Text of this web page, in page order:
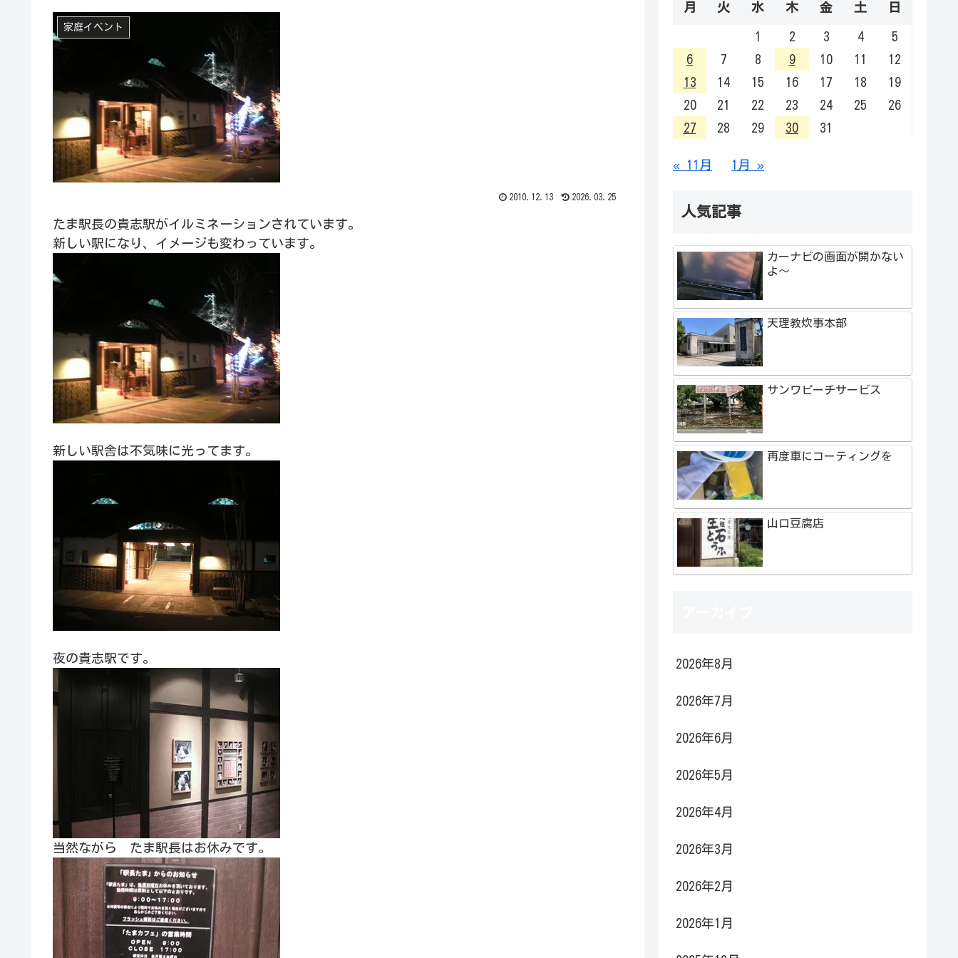
家庭イベント
2010.12.13 2026.03.25
たま駅長の貴志駅がイルミネーションされています。
新しい駅になり、イメージも変わっています。
新しい駅舎は不気味に光ってます。
夜の貴志駅です。
当然ながら たま駅長はお休みです。
月 火 水 木 金 土 日
1 2 3 4
5
6
7 8 9 10 11
12
13
14 15 16 17 18
19
20
21 22 23 24 25
26
27
28 29 30 31
« 11月 1月 »
人気記事
カーナビの画面が開かない
よ～
天理教炊事本部
サンワピーチサービス
再度車にコーティングを
山口豆腐店
2026年8月
2026年7月
2026年6月
2026年5月
2026年4月
2026年3月
2026年2月
2026年1月